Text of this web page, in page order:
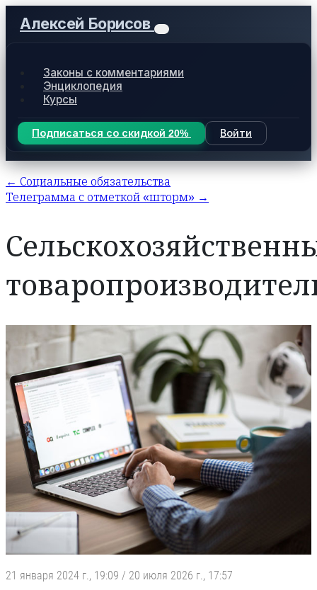
Алексей Борисов
Законы с комментариями
Энциклопедия
Курсы
Подписаться со скидкой 20% Войти
← Социальные обязательства
Телеграмма с отметкой «шторм» →
21 января 2024 г., 19:09 / 20 июля 2026 г., 17:57